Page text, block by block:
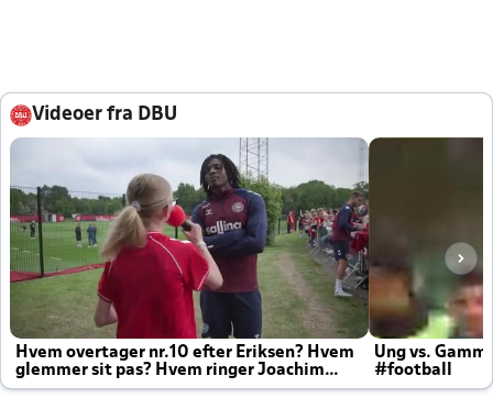
Videoer fra DBU
Hvem overtager nr.10 efter Eriksen? Hvem
glemmer sit pas? Hvem ringer Joachim
altid til efter kampe?
Ung vs.
#football